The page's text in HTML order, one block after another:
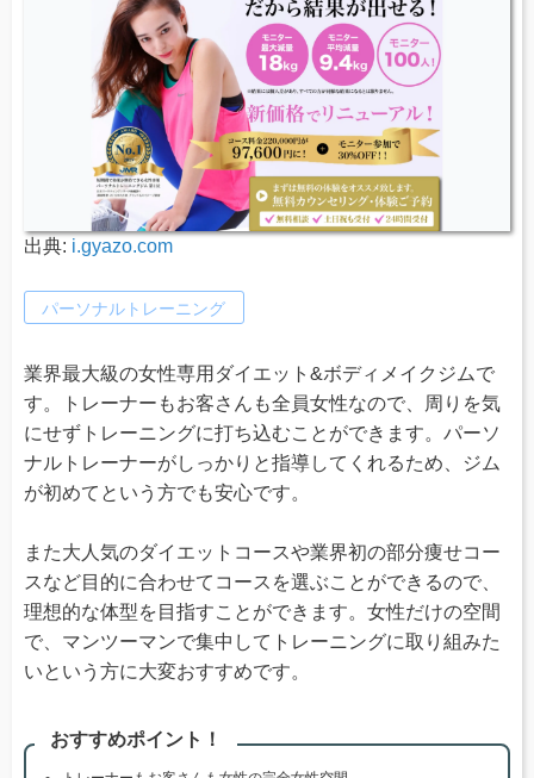
出典: i.gyazo.com
パーソナルトレーニング
業界最大級の女性専用ダイエット&ボディメイクジムで
す。トレーナーもお客さんも全員女性なので、周りを気
にせずトレーニングに打ち込むことができます。パーソ
ナルトレーナーがしっかりと指導してくれるため、ジム
が初めてという方でも安心です。
また大人気のダイエットコースや業界初の部分痩せコー
スなど目的に合わせてコースを選ぶことができるので、
理想的な体型を目指すことができます。女性だけの空間
で、マンツーマンで集中してトレーニングに取り組みた
いという方に大変おすすめです。
おすすめポイント！